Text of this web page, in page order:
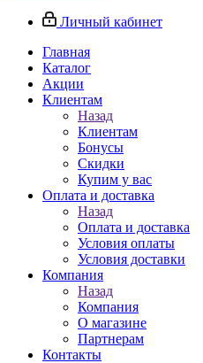
Личный кабинет
Главная
Каталог
Акции
Клиентам
Назад
Клиентам
Бонусы
Скидки
Купим у вас
Оплата и доставка
Назад
Оплата и доставка
Условия оплаты
Условия доставки
Компания
Назад
Компания
О магазине
Партнерам
Контакты